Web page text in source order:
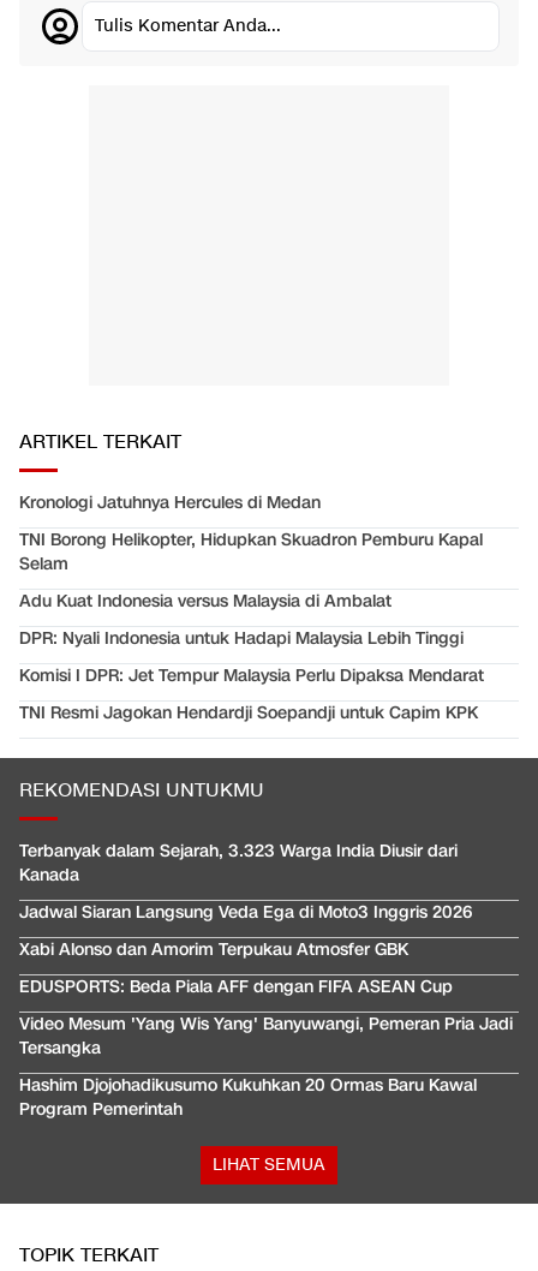
Tulis Komentar Anda...
ARTIKEL TERKAIT
Kronologi Jatuhnya Hercules di Medan
TNI Borong Helikopter, Hidupkan Skuadron Pemburu Kapal
Selam
Adu Kuat Indonesia versus Malaysia di Ambalat
DPR: Nyali Indonesia untuk Hadapi Malaysia Lebih Tinggi
Komisi I DPR: Jet Tempur Malaysia Perlu Dipaksa Mendarat
TNI Resmi Jagokan Hendardji Soepandji untuk Capim KPK
REKOMENDASI UNTUKMU
Terbanyak dalam Sejarah, 3.323 Warga India Diusir dari
Kanada
Jadwal Siaran Langsung Veda Ega di Moto3 Inggris 2026
Xabi Alonso dan Amorim Terpukau Atmosfer GBK
EDUSPORTS: Beda Piala AFF dengan FIFA ASEAN Cup
Video Mesum 'Yang Wis Yang' Banyuwangi, Pemeran Pria Jadi
Tersangka
Hashim Djojohadikusumo Kukuhkan 20 Ormas Baru Kawal
Program Pemerintah
LIHAT SEMUA
TOPIK TERKAIT